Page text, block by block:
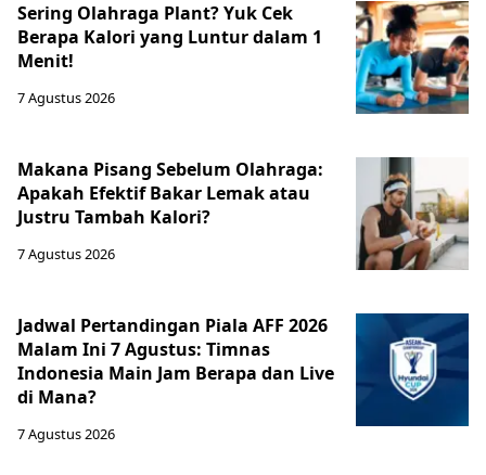
Sering Olahraga Plant? Yuk Cek
Berapa Kalori yang Luntur dalam 1
Menit!
7 Agustus 2026
Makana Pisang Sebelum Olahraga:
Apakah Efektif Bakar Lemak atau
Justru Tambah Kalori?
7 Agustus 2026
Jadwal Pertandingan Piala AFF 2026
Malam Ini 7 Agustus: Timnas
Indonesia Main Jam Berapa dan Live
di Mana?
7 Agustus 2026